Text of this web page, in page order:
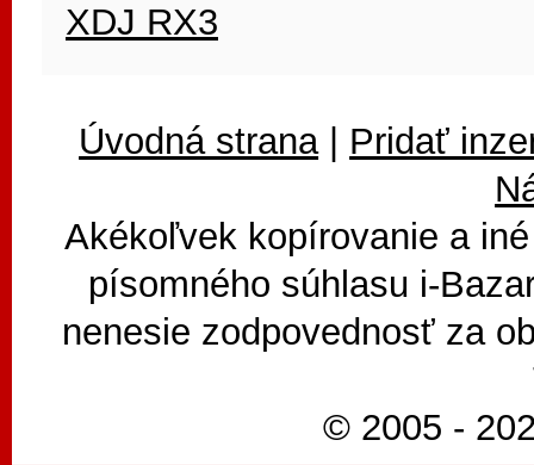
XDJ RX3
Úvodná strana| Pridať
Akékoľvek kopírovanie a
písomného súhlasu i-
nenesie zodpovednosť za
© 2005 -